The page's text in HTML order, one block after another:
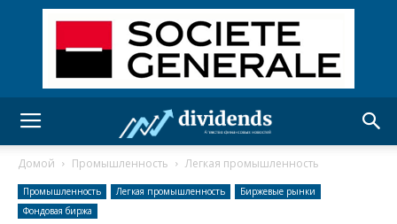
Домой Промышленность Легкая промышленность
Промышленность Легкая промышленность
Биржевые рынки
Фондовая биржа